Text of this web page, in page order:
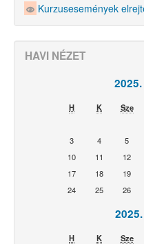
Kurzusesemények
HAVI NÉZET
2025.
H K Sze
3
4 5
10
11 12
17
18 19
24
25 26
H K Sze